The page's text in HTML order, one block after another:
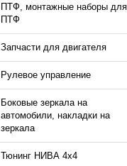
ПТФ, монтажные наборы для
ПТФ
Запчасти для двигателя
Рулевое управление
Боковые зеркала на
автомобили, накладки на
зеркала
Тюнинг НИВА 4х4